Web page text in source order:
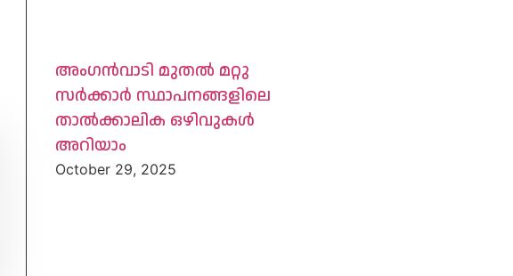
അംഗൻവാടി മുതൽ മറ്റു
സർക്കാർ സ്ഥാപനങ്ങളിലെ
താൽക്കാലിക ഒഴിവുകൾ
അറിയാം
October 29, 2025